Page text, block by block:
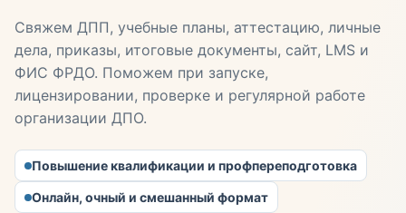
Свяжем ДПП, учебные планы, аттестацию, личные
дела, приказы, итоговые документы, сайт, LMS и
ФИС ФРДО. Поможем при запуске,
лицензировании, проверке и регулярной работе
организации ДПО.
Повышение квалификации и профпереподготовка
Онлайн, очный и смешанный формат